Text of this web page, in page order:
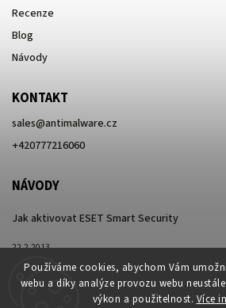
Používáme cookies, abychom Vám
webu a díky analýze provozu webu
výkon a použitelnost. Více
Recenze
Blog
Návody
KONTAKT
sales@antimalware.cz
+420777216060
NÁVODY
Jak aktivovat ESET Smart Security
22.2.2013